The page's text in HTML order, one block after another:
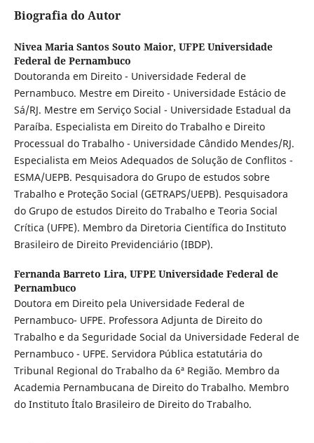
Biografia do Autor
Nivea Maria Santos Souto Maior, UFPE Universidade
Federal de Pernambuco
Doutoranda em Direito - Universidade Federal de
Pernambuco. Mestre em Direito - Universidade Estácio de
Sá/RJ. Mestre em Serviço Social - Universidade Estadual da
Paraíba. Especialista em Direito do Trabalho e Direito
Processual do Trabalho - Universidade Cândido Mendes/RJ.
Especialista em Meios Adequados de Solução de Conflitos -
ESMA/UEPB. Pesquisadora do Grupo de estudos sobre
Trabalho e Proteção Social (GETRAPS/UEPB). Pesquisadora
do Grupo de estudos Direito do Trabalho e Teoria Social
Crítica (UFPE). Membro da Diretoria Científica do Instituto
Brasileiro de Direito Previdenciário (IBDP).
Fernanda Barreto Lira, UFPE Universidade Federal de
Pernambuco
Doutora em Direito pela Universidade Federal de
Pernambuco- UFPE. Professora Adjunta de Direito do
Trabalho e da Seguridade Social da Universidade Federal de
Pernambuco - UFPE. Servidora Pública estatutária do
Tribunal Regional do Trabalho da 6ª Região. Membro da
Academia Pernambucana de Direito do Trabalho. Membro
do Instituto Ítalo Brasileiro de Direito do Trabalho.